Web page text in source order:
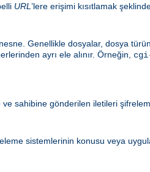
URL ’lere erişimi kısıtlamak
Genellikle dosyalar, dosya
ayrı ele alınır. Örneğin,
ve sahibine gönderilen iletileri
sistemlerinin konusu veya